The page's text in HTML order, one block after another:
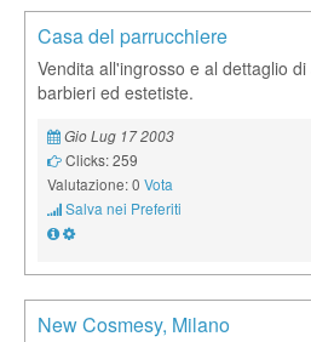
Casa del parrucchiere
Vendita all'ingrosso e al dettaglio
barbieri ed estetiste.
Gio Lug 17 2003
Clicks: 259
Valutazione: 0 Vota
Salva nei Preferiti
New Cosmesy, Milano